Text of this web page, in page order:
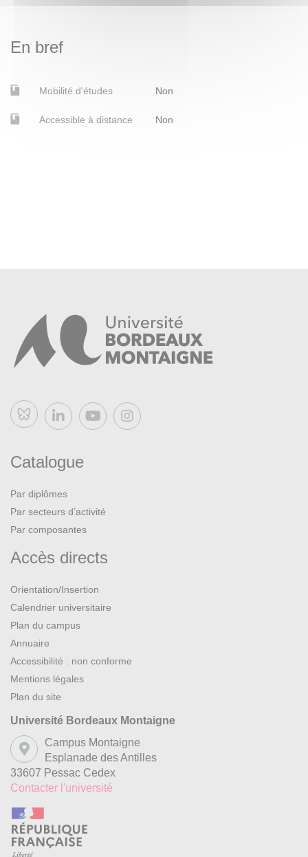
En bref
Mobilité d'études Non
Accessible à distance Non
Bluesky
Catalogue
Par diplômes
Par secteurs d’activité
Par composantes
Accès directs
Orientation/Insertion
Calendrier universitaire
Plan du campus
Annuaire
Accessibilité : non conforme
Mentions légales
Plan du site
Université Bordeaux Montaigne
Campus Montaigne
Esplanade des Antilles
33607 Pessac Cedex
Contacter l'université